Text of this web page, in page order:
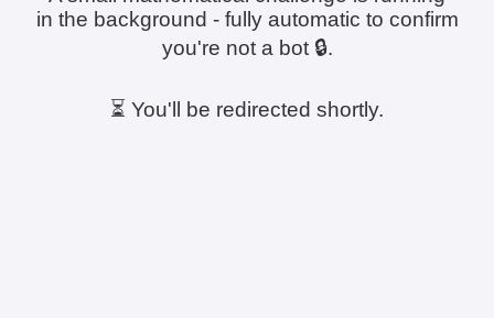
in the background - fully automatic to confirm
you're not a bot 🔒.
⏳ You'll be redirected shortly.